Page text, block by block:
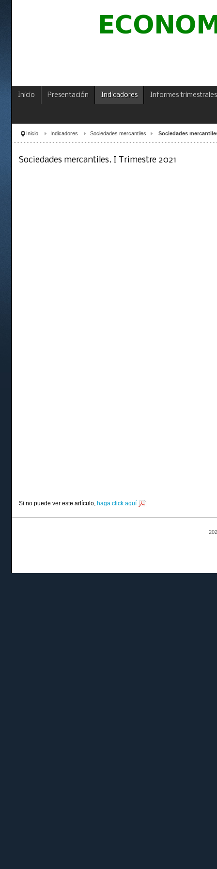
Inicio Presentación Indicadores Informes trimestrales
Inicio Indicadores Sociedades mercantiles Sociedades
Sociedades mercantiles. I Trimestre 2021
Si no puede ver este artículo, haga click aquí